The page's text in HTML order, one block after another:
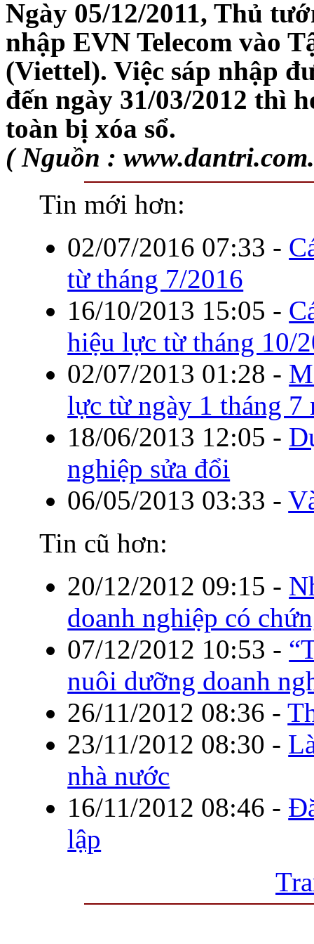
Ngày 05/12/2011, Thủ
nhập EVN Telecom vào
(Viettel). Việc sáp nhập
đến ngày 31/03/2012 thì
toàn bị xóa sổ.
( Nguồn :
Tin mới hơn:
02/07/2016 07:33 -
từ tháng 7/2016
16/10/2013 15:05 -
hiệu lực từ tháng 10/
02/07/2013 01:28 -
lực từ ngày 1 tháng 7
18/06/2013 12:05 -
nghiệp sửa đổi
06/05/2013 03:33 -
Tin cũ hơn:
20/12/2012 09:15 -
doanh nghiệp có
07/12/2012 10:53 -
nuôi dưỡng doanh
26/11/2012 08:36 -
23/11/2012 08:30 -
nhà nước
16/11/2012 08:46 -
lập